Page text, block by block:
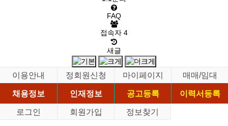
FAQ
접속자 4
새글
이용안내 정회원신청 마이페이지
매매/임대
채용정보
인재정보 공고등록
이력서등록
로그인
회원가입 정보찾기